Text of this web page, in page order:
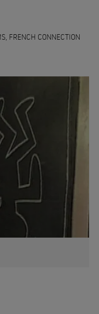
FRENCH CONNECTION